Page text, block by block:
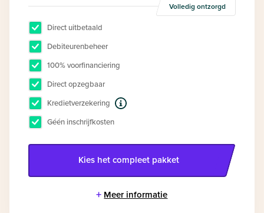
Volledig ontzorgd
Direct uitbetaald
Debiteurenbeheer
100% voorfinanciering
Direct opzegbaar
Kredietverzekering
Géén inschrijfkosten
Kies hetcompleet pakket
+ Meer informatie